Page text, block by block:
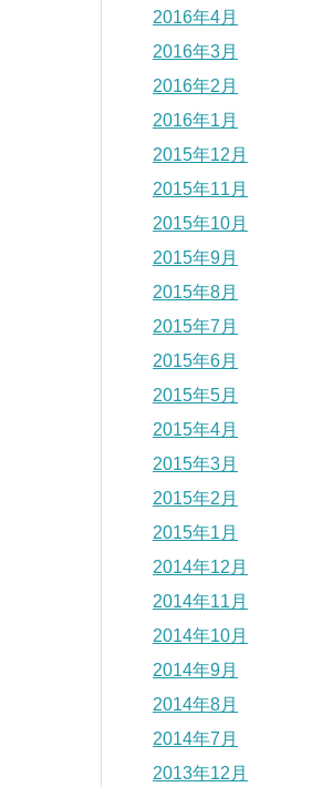
2016年4月
2016年3月
2016年2月
2016年1月
2015年12月
2015年11月
2015年10月
2015年9月
2015年8月
2015年7月
2015年6月
2015年5月
2015年4月
2015年3月
2015年2月
2015年1月
2014年12月
2014年11月
2014年10月
2014年9月
2014年8月
2014年7月
2013年12月